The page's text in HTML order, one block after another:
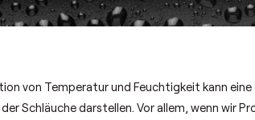
von Temperatur und Feuchtigkeit kann
Schläuche darstellen. Vor allem, wenn wir